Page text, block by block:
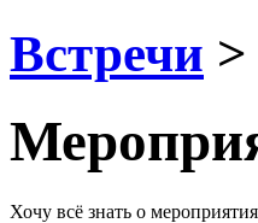
Встречи >
Хочу всё знать о